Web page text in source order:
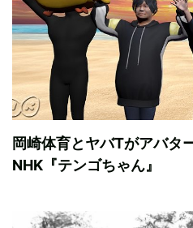
岡崎体育とヤバTがアバ
NHK『テンゴちゃん』